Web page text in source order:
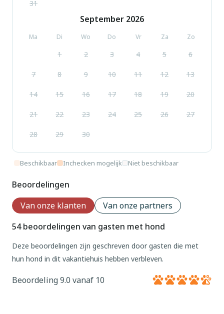
31
September 2026
Ma Di Wo Do Vr Za Zo
1 2 3 4 5 6
7 8 9 10 11 12 13
14 15 16 17 18 19 20
21 22 23 24 25 26 27
28 29 30
Beschikbaar Inchecken mogelijk Niet beschikbaar
Beoordelingen
Van onze klanten
Van onze partners
54 beoordelingen van gasten met hond
Deze beoordelingen zijn geschreven door gasten die met
hun hond in dit vakantiehuis hebben verbleven.
Beoordeling 9.0 vanaf 10